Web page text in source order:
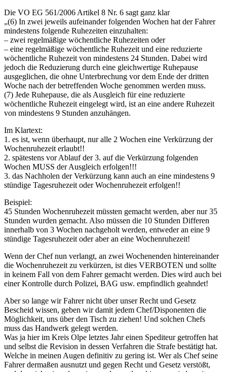
Die VO EG 561/2006 Artikel 8 Nr. 6 sagt ganz klar
„(6) In zwei jeweils aufeinander folgenden Wochen hat der Fahrer
mindestens folgende Ruhezeiten einzuhalten:
– zwei regelmäßige wöchentliche Ruhezeiten oder
– eine regelmäßige wöchentliche Ruhezeit und eine reduzierte
wöchentliche Ruhezeit von mindestens 24 Stunden. Dabei wird
jedoch die Reduzierung durch eine gleichwertige Ruhepause
ausgeglichen, die ohne Unterbrechung vor dem Ende der dritten
Woche nach der betreffenden Woche genommen werden muss.
(7) Jede Ruhepause, die als Ausgleich für eine reduzierte
wöchentliche Ruhezeit eingelegt wird, ist an eine andere Ruhezeit
von mindestens 9 Stunden anzuhängen.
Im Klartext:
1. es ist, wenn überhaupt, nur alle 2 Wochen eine Verkürzung der
Wochenruhezeit erlaubt!!
2. spätestens vor Ablauf der 3. auf die Verkürzung folgenden
Wochen MUSS der Ausgleich erfolgen!!!
3. das Nachholen der Verkürzung kann auch an eine mindestens 9
stündige Tagesruhezeit oder Wochenruhezeit erfolgen!!
Beispiel:
45 Stunden Wochenruhezeit müssten gemacht werden, aber nur 35
Stunden wurden gemacht. Also müssen die 10 Stunden Differen
innerhalb von 3 Wochen nachgeholt werden, entweder an eine 9
stündige Tagesruhezeit oder aber an eine Wochenruhezeit!
Wenn der Chef nun verlangt, an zwei Wochenenden hintereinander
die Wochenruhezeit zu verkürzen, ist dies VERBOTEN und sollte
in keinem Fall von dem Fahrer gemacht werden. Dies wird auch bei
einer Kontrolle durch Polizei, BAG usw. empfindlich geahndet!
Aber so lange wir Fahrer nicht über unser Recht und Gesetz
Bescheid wissen, geben wir damit jedem Chef/Disponenten die
Möglichkeit, uns über den Tisch zu ziehen! Und solchen Chefs
muss das Handwerk gelegt werden.
Was ja hier im Kreis Olpe letztes Jahr einen Spediteur getroffen hat
und selbst die Revision in dessen Verfahren die Strafe bestätigt hat.
Welche in meinen Augen definitiv zu gering ist. Wer als Chef seine
Fahrer dermaßen ausnutzt und gegen Recht und Gesetz verstößt,